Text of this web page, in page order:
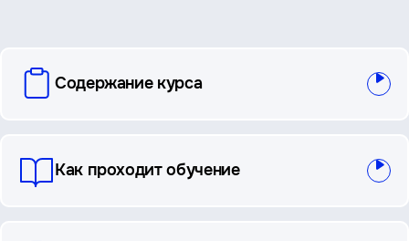
вопросы
Содержание курса
Как проходит обучение